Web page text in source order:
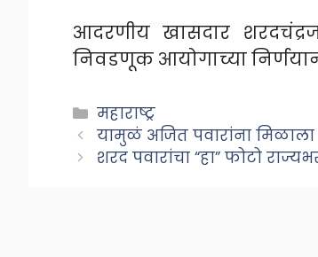
आदरणीय खासदार
निवडणूक आयोगाच्या
Categories
महाराष्ट्र
यामुळं अजित पवारांना मिळाला
शरद पवारांचा “हा” फोटो